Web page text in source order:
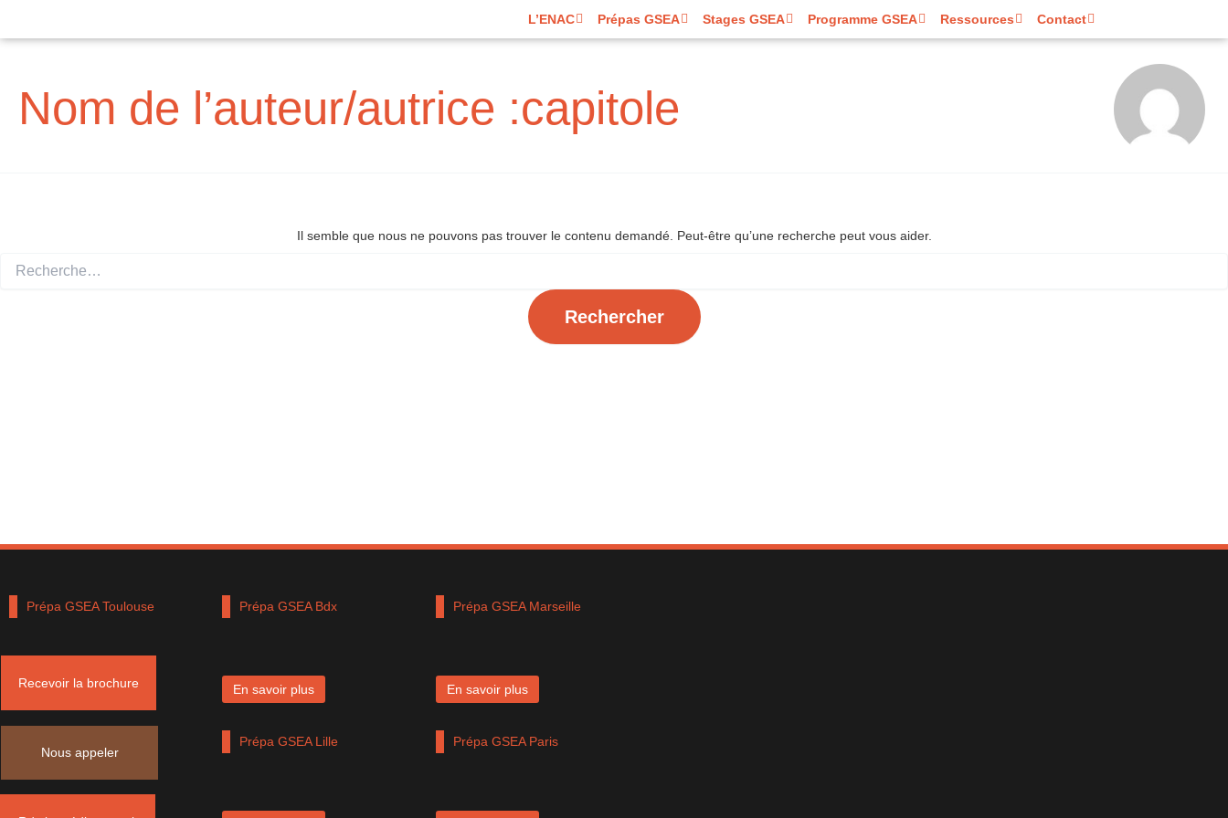
L’ENAC Prépas GSEA Stages GSEA Programme GSEA Ressources Contact
Nom de l’auteur/autrice :capitole
Il semble que nous ne pouvons pas trouver le contenu demandé. Peut-être qu’une recherche peut vous aider.
Prépa GSEA Toulouse
En savoir plus
Prépa GSEA Bdx
En savoir plus
Prépa GSEA Marseille
En savoir plus
Prépa GSEA Lille Prépa GSEA Paris
Recevoir la brochure
Nous appeler